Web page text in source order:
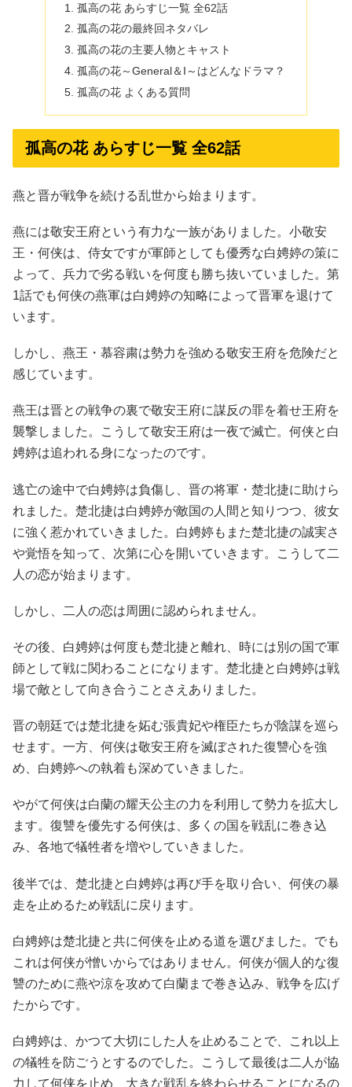
孤高の花 あらすじ一覧 全62話
孤高の花の最終回ネタバレ
孤高の花の主要人物とキャスト
孤高の花～General＆I～はどんなドラマ？
孤高の花 よくある質問
孤高の花 あらすじ一覧 全62話
燕と晋が戦争を続ける乱世から始まります。
燕には敬安王府という有力な一族がありました。小敬安
王・何侠は、侍女ですが軍師としても優秀な白娉婷の策に
よって、兵力で劣る戦いを何度も勝ち抜いていました。第
1話でも何侠の燕軍は白娉婷の知略によって晋軍を退けて
います。
しかし、燕王・慕容粛は勢力を強める敬安王府を危険だと
感じています。
燕王は晋との戦争の裏で敬安王府に謀反の罪を着せ王府を
襲撃しました。こうして敬安王府は一夜で滅亡。何侠と白
娉婷は追われる身になったのです。
逃亡の途中で白娉婷は負傷し、晋の将軍・楚北捷に助けら
れました。楚北捷は白娉婷が敵国の人間と知りつつ、彼女
に強く惹かれていきました。白娉婷もまた楚北捷の誠実さ
や覚悟を知って、次第に心を開いていきます。こうして二
人の恋が始まります。
しかし、二人の恋は周囲に認められません。
その後、白娉婷は何度も楚北捷と離れ、時には別の国で軍
師として戦に関わることになります。楚北捷と白娉婷は戦
場で敵として向き合うことさえありました。
晋の朝廷では楚北捷を妬む張貴妃や権臣たちが陰謀を巡ら
せます。一方、何侠は敬安王府を滅ぼされた復讐心を強
め、白娉婷への執着も深めていきました。
やがて何侠は白蘭の耀天公主の力を利用して勢力を拡大し
ます。復讐を優先する何侠は、多くの国を戦乱に巻き込
み、各地で犠牲者を増やしていきました。
後半では、楚北捷と白娉婷は再び手を取り合い、何侠の暴
走を止めるため戦乱に戻ります。
白娉婷は楚北捷と共に何侠を止める道を選びました。でも
これは何侠が憎いからではありません。何侠が個人的な復
讐のために燕や涼を攻めて白蘭まで巻き込み、戦争を広げ
たからです。
白娉婷は、かつて大切にした人を止めることで、これ以上
の犠牲を防ごうとするのでした。こうして最後は二人が協
力して何侠を止め、大きな戦乱を終わらせることになるの